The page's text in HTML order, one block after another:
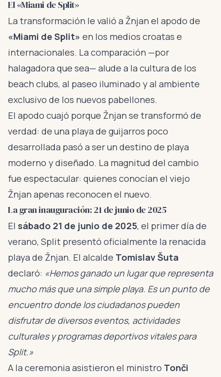
El «Miami de Split»
La transformación le valió a Žnjan el apodo de
«Miami de Split» en los medios croatas e
internacionales. La comparación —por
halagadora que sea— alude a la cultura de los
beach clubs, al paseo iluminado y al ambiente
exclusivo de los nuevos pabellones.
El apodo cuajó porque Žnjan se transformó de
verdad: de una playa de guijarros poco
desarrollada pasó a ser un destino de playa
moderno y diseñado. La magnitud del cambio
fue espectacular: quienes conocían el viejo
Žnjan apenas reconocen el nuevo.
La gran inauguración: 21 de junio de 2025
El sábado 21 de junio de 2025, el primer día de
verano, Split presentó oficialmente la renacida
playa de Žnjan. El alcalde Tomislav Šuta
declaró: «Hemos ganado un lugar que representa
mucho más que una simple playa. Es un punto de
encuentro donde los ciudadanos pueden
disfrutar de diversos eventos, actividades
culturales y programas deportivos vitales para
Split.»
A la ceremonia asistieron el ministro Tonči